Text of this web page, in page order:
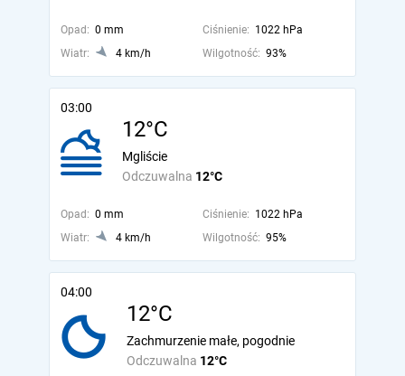
Opad: 0 mm Ciśnienie: 1022 hPa
Wiatr:
4 km/h Wilgotność: 93%
03:00
12°C
Odczuwalna 12°C
Mgliście
Opad: 0 mm Ciśnienie: 1022 hPa
Wiatr:
4 km/h Wilgotność: 95%
04:00
12°C
Odczuwalna 12°C
Zachmurzenie małe, pogodnie